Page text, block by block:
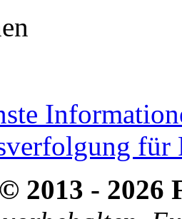
für
2013 - 2026